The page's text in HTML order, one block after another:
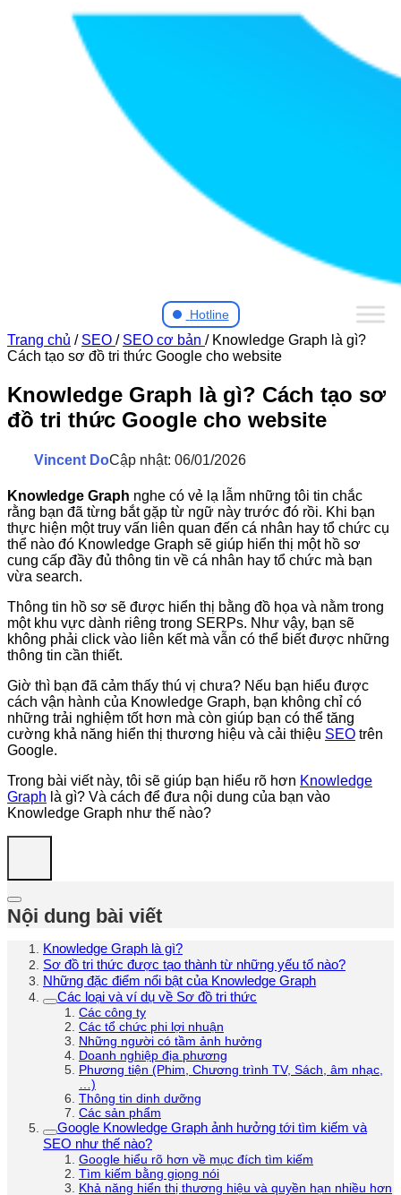
Hotline
Trang chủ / SEO / SEO cơ bản / Knowledge Graph là gì?
Cách tạo sơ đồ tri thức Google cho website
Knowledge Graph là gì? Cách tạo sơ
đồ tri thức Google cho website
Vincent DoCập nhật: 06/01/2026
Knowledge Graph nghe có vẻ lạ lẫm những tôi tin chắc
rằng bạn đã từng bắt gặp từ ngữ này trước đó rồi. Khi bạn
thực hiện một truy vấn liên quan đến cá nhân hay tổ chức cụ
thể nào đó Knowledge Graph sẽ giúp hiển thị một hồ sơ
cung cấp đầy đủ thông tin về cá nhân hay tổ chức mà bạn
vừa search.
Thông tin hồ sơ sẽ được hiển thị bằng đồ họa và nằm trong
một khu vực dành riêng trong SERPs. Như vậy, bạn sẽ
không phải click vào liên kết mà vẫn có thể biết được những
thông tin cần thiết.
Giờ thì bạn đã cảm thấy thú vị chưa? Nếu bạn hiểu được
cách vận hành của Knowledge Graph, bạn không chỉ có
những trải nghiệm tốt hơn mà còn giúp bạn có thể tăng
cường khả năng hiển thị thương hiệu và cải thiệu SEO trên
Google.
Trong bài viết này, tôi sẽ giúp bạn hiểu rõ hơn Knowledge
Graph là gì? Và cách để đưa nội dung của bạn vào
Knowledge Graph như thế nào?
Nội dung bài viết
Knowledge Graph là gì?
Sơ đồ tri thức được tạo thành từ những yếu tố nào?
Những đặc điểm nổi bật của Knowledge Graph
Các loại và ví dụ về Sơ đồ tri thức
Các công ty
Các tổ chức phi lợi nhuận
Những người có tầm ảnh hưởng
Doanh nghiệp địa phương
Phương tiện (Phim, Chương trình TV, Sách, âm nhạc,
…)
Thông tin dinh dưỡng
Các sản phẩm
Google Knowledge Graph ảnh hưởng tới tìm kiếm và
SEO như thế nào?
Google hiểu rõ hơn về mục đích tìm kiếm
Tìm kiếm bằng giọng nói
Khả năng hiển thị thương hiệu và quyền hạn nhiều hơn